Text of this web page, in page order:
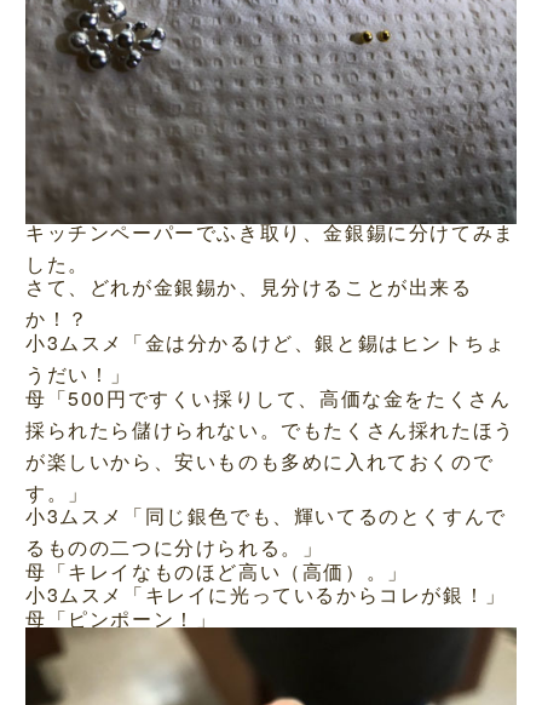
キッチンペーパーでふき取り、金銀錫に分けてみま
した。
さて、どれが金銀錫か、見分けることが出来る
か！？
小3ムスメ「金は分かるけど、銀と錫はヒントちょ
うだい！」
母「500円ですくい採りして、高価な金をたくさん
採られたら儲けられない。でもたくさん採れたほう
が楽しいから、安いものも多めに入れておくので
す。」
小3ムスメ「同じ銀色でも、輝いてるのとくすんで
るものの二つに分けられる。」
母「キレイなものほど高い（高価）。」
小3ムスメ「キレイに光っているからコレが銀！」
母「ピンポーン！」